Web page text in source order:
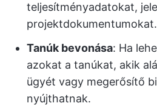
teljesítményadatokat,
projektdokumentumokat.
Tanúk bevonása: Ha
azokat a tanúkat, akik
ügyét vagy megerősítő
nyújthatnak.